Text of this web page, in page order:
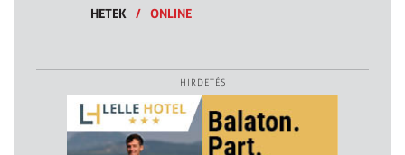
HETEK / ONLINE
HIRDETÉS